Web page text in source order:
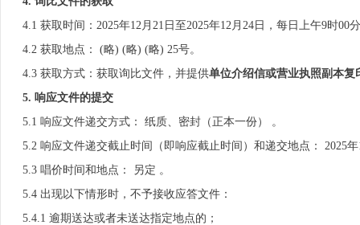
4.1 获取时间：2025年12月21日至2025年12月24日，每日上午9时
4.2 获取地点： (略) (略) (略) 25号。
4.3 获取方式：获取询比文件，并提供单位介绍信或营业执照副本
5. 响应文件的提交
5.1 响应文件递交方式： 纸质、密封（正本一份） 。
5.2 响应文件递交截止时间（即响应截止时间）和递交地点： 2025
5.3 唱价时间和地点： 另定 。
5.4 出现以下情形时，不予接收应答文件：
5.4.1 逾期送达或者未送达指定地点的；